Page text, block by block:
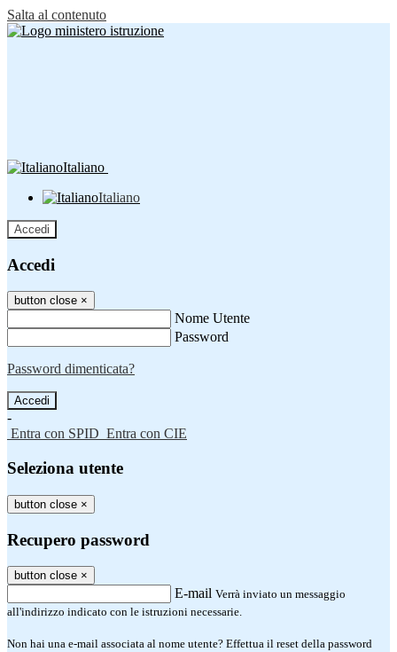
Salta al contenuto
Italiano
Italiano
Accedi
Accedi
button close ×
Nome Utente
Password
Password dimenticata?
-
Entra con SPID Entra con CIE
Seleziona utente
button close ×
Recupero password
button close ×
E-mail Verrà inviato un messaggio
all'indirizzo indicato con le istruzioni necessarie.
Non hai una e-mail associata al nome utente? Effettua il reset della password